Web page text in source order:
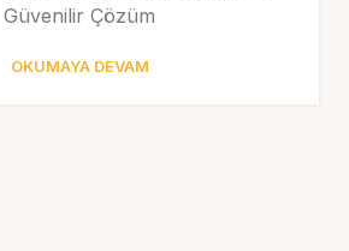
Güvenilir Çözüm
OKUMAYA DEVAM